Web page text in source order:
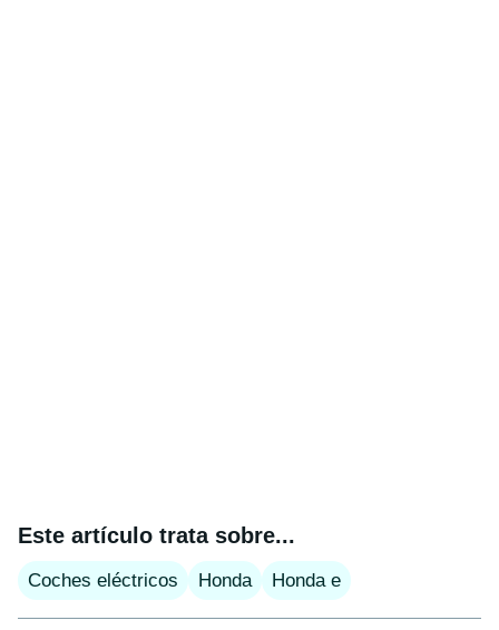
Este artículo trata sobre...
Coches eléctricos Honda Honda e